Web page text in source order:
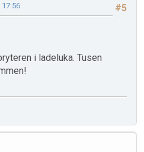
#5
i ladeluka. Tusen